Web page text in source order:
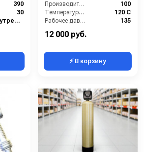
390
30
3/8 внутренняя резьба вращающаяся
Производительность (л/мин):
100
Температура (°C):
120 С
Рабочее давление (бар):
135
12 000 руб.
⚡ В корзину